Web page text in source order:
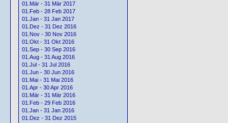
01.Mär - 31 Mär 2017
01.Feb - 28 Feb 2017
01.Jan - 31 Jan 2017
01.Dez - 31 Dez 2016
01.Nov - 30 Nov 2016
01.Okt - 31 Okt 2016
01.Sep - 30 Sep 2016
01.Aug - 31 Aug 2016
01.Jul - 31 Jul 2016
01.Jun - 30 Jun 2016
01.Mai - 31 Mai 2016
01.Apr - 30 Apr 2016
01.Mär - 31 Mär 2016
01.Feb - 29 Feb 2016
01.Jan - 31 Jan 2016
01.Dez - 31 Dez 2015